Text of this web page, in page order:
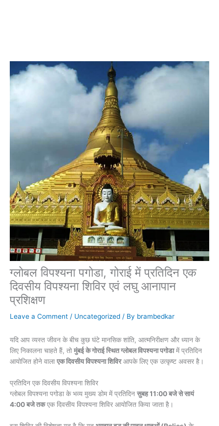
ग्लोबल विपश्यना पगोडा, गोराई में प्रतिदिन एक
दिवसीय विपश्यना शिविर एवं लघु आनापान
प्रशिक्षण
Leave a Comment / Uncategorized / By brambedkar
यदि आप व्यस्त जीवन के बीच कुछ घंटे मानसिक शांति, आत्मनिरीक्षण और ध्यान के
लिए निकालना चाहते हैं, तो मुंबई के गोराई स्थित ग्लोबल विपश्यना पगोडामें प्रतिदिन
आयोजित होने वाला एक दिवसीय विपश्यना शिविरआपके लिए एक उत्कृष्ट अवसर है।
प्रतिदिन एक दिवसीय विपश्यना शिविर
ग्लोबल विपश्यना पगोडा के भव्य मुख्य डोम में प्रतिदिन सुबह 11:00 बजे से सायं
4:00 बजे तकएक दिवसीय विपश्यना शिविर आयोजित किया जाता है।